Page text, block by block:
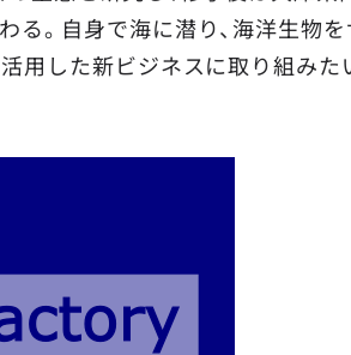
る。自身で海に潜り、海洋生物
用した新ビジネスに取り組みた